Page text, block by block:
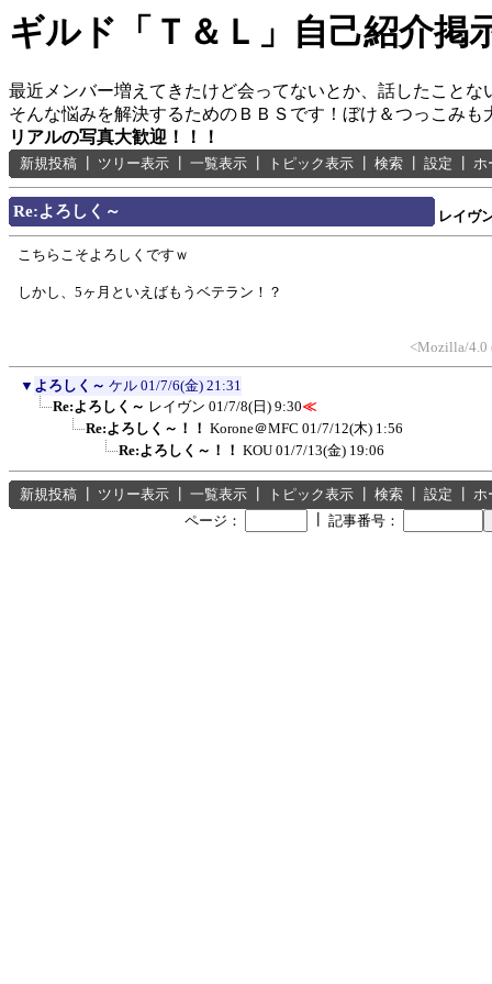
ギルド「Ｔ＆Ｌ」自己紹介掲
最近メンバー増えてきたけど会ってないとか、話したことな
そんな悩みを解決するためのＢＢＳです！ぼけ＆つっこみも
リアルの写真大歓迎！！！
新規投稿 ツリー表示 一覧表示 トピック表示 検索 設定 ホ
Re:よろしく～ レイヴ
こちらこそよろしくですｗ
しかし、5ヶ月といえばもうベテラン！？
<Mozilla/4.0
▼ よろしく～ ケル 01/7/6(金) 21:31
Re:よろしく～ レイヴン 01/7/8(日) 9:30≪
Re:よろしく～！！ Korone＠MFC 01/7/12(木) 1:56
Re:よろしく～！！ KOU 01/7/13(金) 19:06
新規投稿 ツリー表示 一覧表示 トピック表示 検索 設定
ホ
ページ：
記事番号：